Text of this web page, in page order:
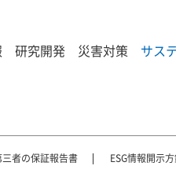
研究開発 災害対策 サス
者の保証報告書
ESG情報開示